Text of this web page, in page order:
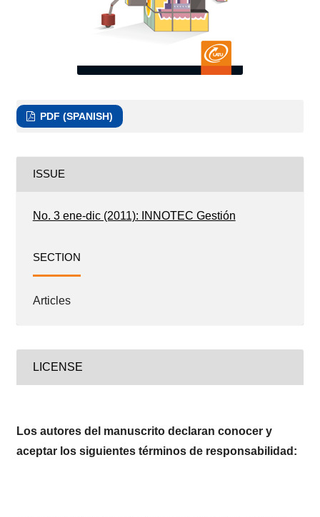
PDF (SPANISH)
ISSUE
No. 3 ene-dic (2011): INNOTEC Gestión
SECTION
Articles
LICENSE
Los autores del manuscrito declaran conocer y
aceptar los siguientes términos de responsabilidad: